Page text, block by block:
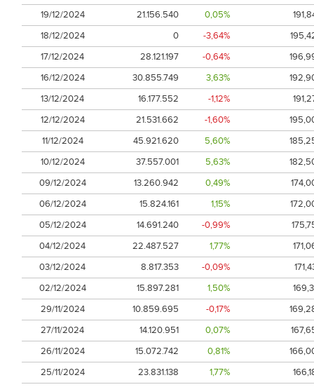
19/12/2024
21.156.540 0,05%
18/12/2024
0 -3,64%
17/12/2024
28.121.197 -0,64%
16/12/2024
30.855.749 3,63%
13/12/2024
16.177.552 -1,12%
12/12/2024
21.531.662 -1,60%
11/12/2024
45.921.620 5,60%
10/12/2024
37.557.001 5,63%
09/12/2024
13.260.942 0,49%
06/12/2024
15.824.161 1,15%
05/12/2024
14.691.240 -0,99%
04/12/2024
22.487.527 1,77%
03/12/2024
8.817.353 -0,09%
02/12/2024
15.897.281 1,50%
29/11/2024
10.859.695 -0,17%
27/11/2024
14.120.951 0,07%
26/11/2024
15.072.742 0,81%
25/11/2024
23.831.138 1,77%